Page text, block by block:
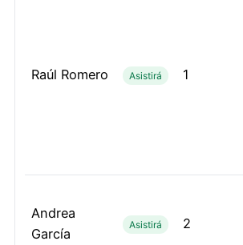
⁠Raúl Romero Asistirá 1
Andrea
García
Asistirá 2